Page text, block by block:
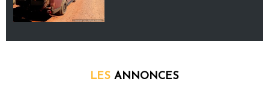
LES ANNONCES